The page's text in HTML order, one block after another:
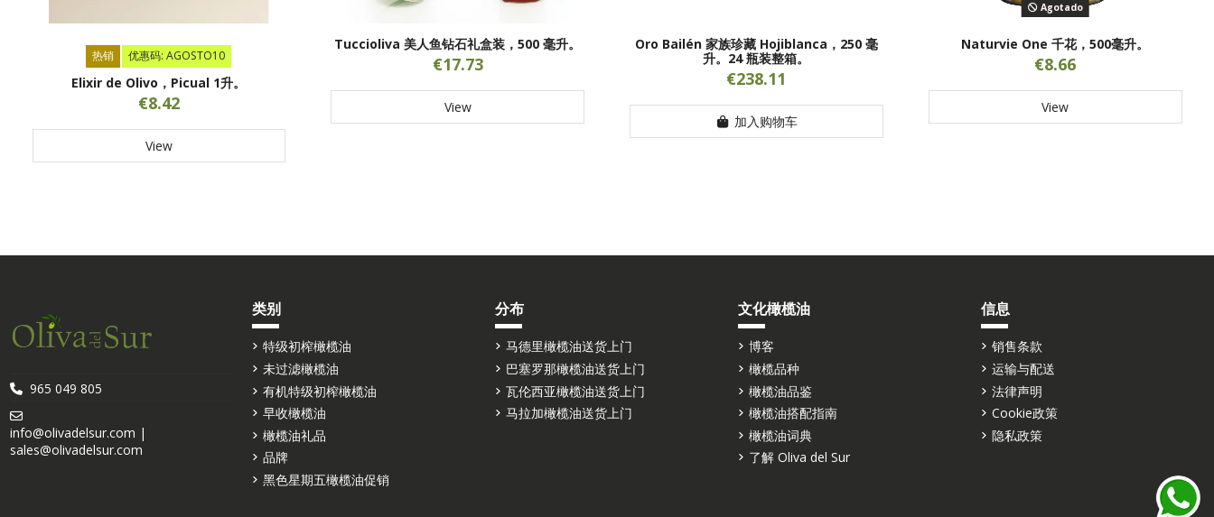
热销 优惠码: AGOSTO10
Elixir de Olivo，Picual 1升。
€8.42
View
Tuccioliva 美人鱼钻石礼盒装，500 毫升。
€17.73
View
Oro Bailén 家族珍藏 Hojiblanca，250 毫
升。24 瓶装整箱。
€238.11
加入购物车
Agotado
Naturvie One 千花，500毫升。
€8.66
View
965 049 805
info@olivadelsur.com |
sales@olivadelsur.com
类别
特级初榨橄榄油
未过滤橄榄油
有机特级初榨橄榄油
早收橄榄油
橄榄油礼品
品牌
黑色星期五橄榄油促销
分布
马德里橄榄油送货上门
巴塞罗那橄榄油送货上门
瓦伦西亚橄榄油送货上门
马拉加橄榄油送货上门
文化橄榄油
博客
橄榄品种
橄榄油品鉴
橄榄油搭配指南
橄榄油词典
了解 Oliva del Sur
信息
销售条款
运输与配送
法律声明
Cookie政策
隐私政策